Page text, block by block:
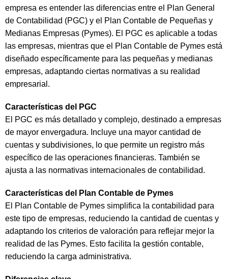
empresa es entender las diferencias entre el Plan General
de Contabilidad (PGC) y el Plan Contable de Pequeñas y
Medianas Empresas (Pymes). El PGC es aplicable a todas
las empresas, mientras que el Plan Contable de Pymes está
diseñado específicamente para las pequeñas y medianas
empresas, adaptando ciertas normativas a su realidad
empresarial.
Características del PGC
El PGC es más detallado y complejo, destinado a empresas
de mayor envergadura. Incluye una mayor cantidad de
cuentas y subdivisiones, lo que permite un registro más
específico de las operaciones financieras. También se
ajusta a las normativas internacionales de contabilidad.
Características del Plan Contable de Pymes
El Plan Contable de Pymes simplifica la contabilidad para
este tipo de empresas, reduciendo la cantidad de cuentas y
adaptando los criterios de valoración para reflejar mejor la
realidad de las Pymes. Esto facilita la gestión contable,
reduciendo la carga administrativa.